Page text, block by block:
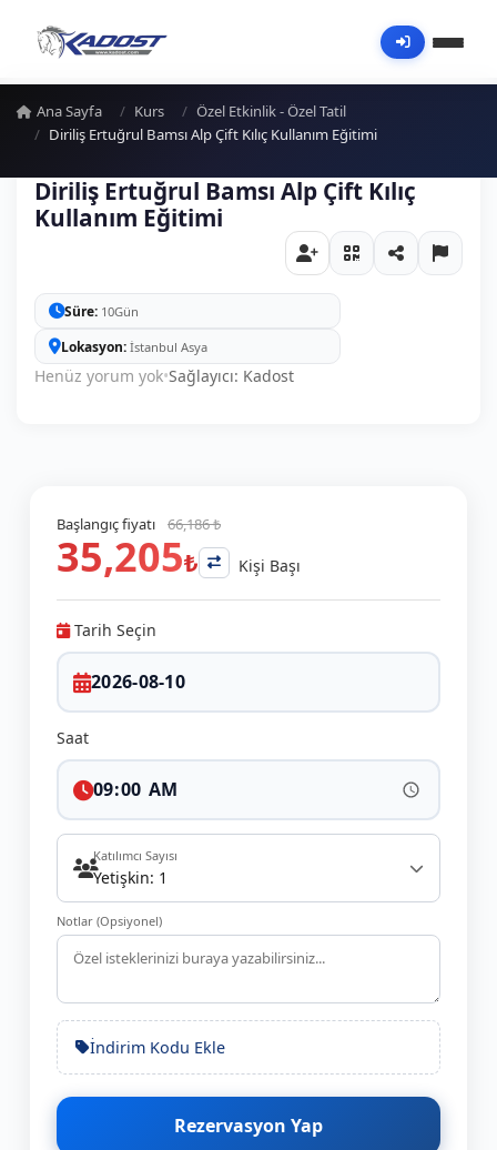
Ana Sayfa Kurs
Özel Etkinlik - Özel Tatil
Diriliş Ertuğrul Bamsı Alp Çift Kılıç Kullanım Eğitimi
Diriliş Ertuğrul Bamsı Alp Çift Kılıç
Kullanım Eğitimi
Süre 10Gün
Lokasyon İstanbul Asya
Henüz yorum yok•Sağlayıcı: Kadost
Başlangıç fiyatı 66,186 ₺
35,205₺ Kişi Başı
Tarih Seçin
Saat
Katılımcı Sayısı
Yetişkin: 1
Notlar (Opsiyonel)
İndirim Kodu Ekle
Rezervasyon Yap